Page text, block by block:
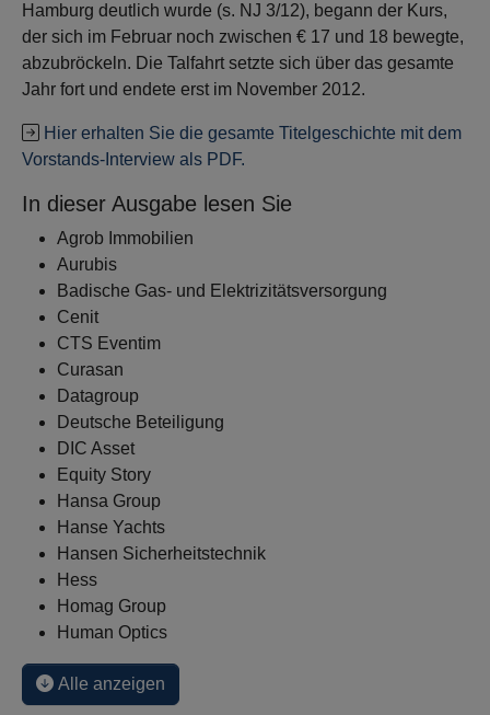
Hamburg deutlich wurde (s. NJ 3/12), begann der Kurs,
der sich im Februar noch zwischen € 17 und 18 bewegte,
abzubröckeln. Die Talfahrt setzte sich über das gesamte
Jahr fort und endete erst im November 2012.
Hier erhalten Sie die gesamte Titelgeschichte mit dem
Vorstands-Interview als PDF.
In dieser Ausgabe lesen Sie
Agrob Immobilien
Aurubis
Badische Gas- und Elektrizitätsversorgung
Cenit
CTS Eventim
Curasan
Datagroup
Deutsche Beteiligung
DIC Asset
Equity Story
Hansa Group
Hanse Yachts
Hansen Sicherheitstechnik
Hess
Homag Group
Human Optics
Alle anzeigen